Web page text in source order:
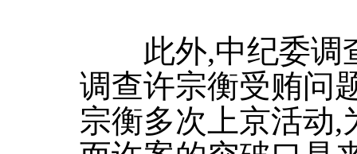
此外,中纪委调
调查许宗衡受贿问
宗衡多次上京活动,